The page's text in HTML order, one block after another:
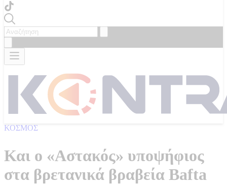
ΚΟΣΜΟΣ
Και ο «Αστακός» υποψήφιος
στα βρετανικά βραβεία Bafta